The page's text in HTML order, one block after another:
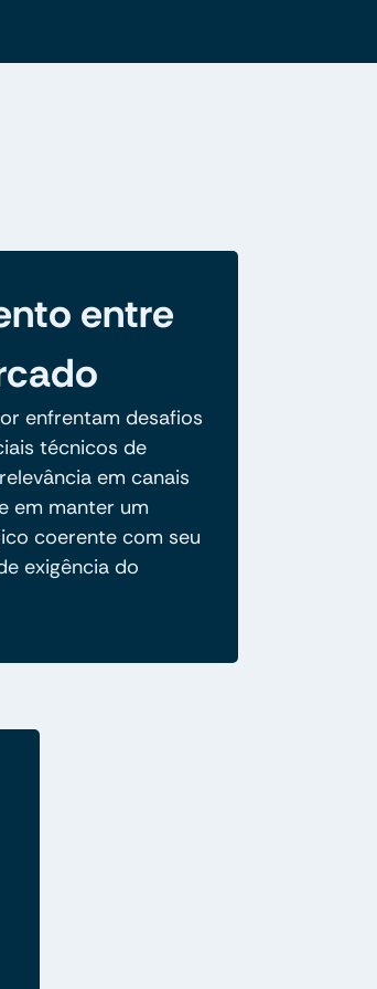
entre
enfrentam desafios
técnicos de
em canais
em manter um
coerente com seu
exigência do